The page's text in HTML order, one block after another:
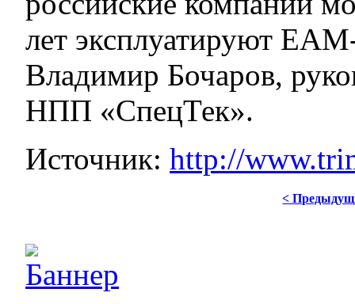
лет эксплуатируют
Владимир Бочаров,
НПП «СпецТек».
Источник:http://
<